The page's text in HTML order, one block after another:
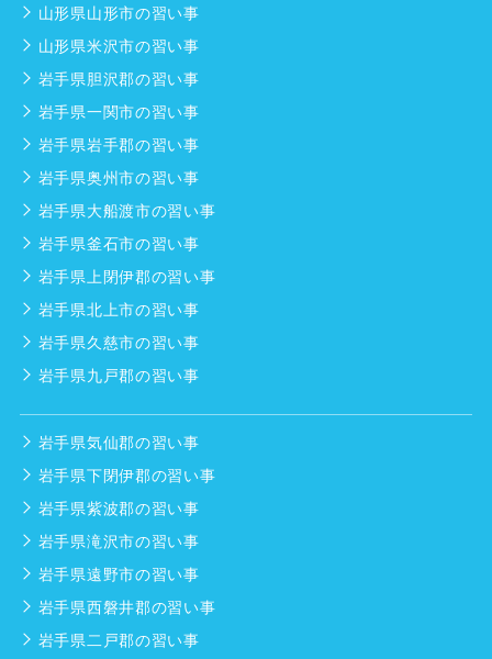
山形県山形市の習い事
山形県米沢市の習い事
岩手県胆沢郡の習い事
岩手県一関市の習い事
岩手県岩手郡の習い事
岩手県奥州市の習い事
岩手県大船渡市の習い事
岩手県釜石市の習い事
岩手県上閉伊郡の習い事
岩手県北上市の習い事
岩手県久慈市の習い事
岩手県九戸郡の習い事
岩手県気仙郡の習い事
岩手県下閉伊郡の習い事
岩手県紫波郡の習い事
岩手県滝沢市の習い事
岩手県遠野市の習い事
岩手県西磐井郡の習い事
岩手県二戸郡の習い事